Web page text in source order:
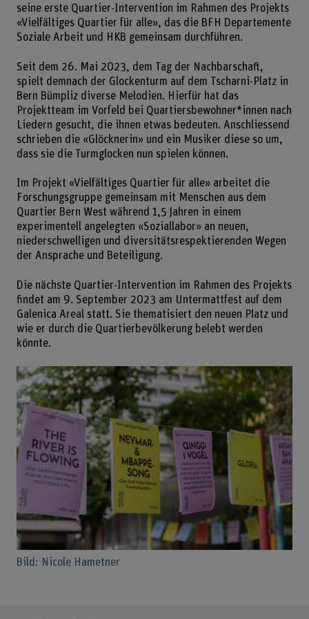
seine erste Quartier-Intervention im Rahmen des Projekts
«Vielfältiges Quartier für alle», das die BFH Departemente
Soziale Arbeit und HKB gemeinsam durchführen.
Seit dem 26. Mai 2023, dem Tag der Nachbarschaft,
spielt demnach der Glockenturm auf dem Tscharni-Platz in
Bern Bümpliz diverse Melodien. Hierfür hat das
Projektteam im Vorfeld bei Quartiersbewohner*innen nach
Liedern gesucht, die ihnen etwas bedeuten. Anschliessend
schrieben die «Glöcknerin» und ein Musiker diese so um,
dass sie die Turmglocken nun spielen können.
Im Projekt «Vielfältiges Quartier für alle» arbeitet die
Forschungsgruppe gemeinsam mit Menschen aus dem
Quartier Bern West während 1,5 Jahren in einem
experimentell angelegten «Soziallabor» an neuen,
niederschwelligen und diversitätsrespektierenden Wegen
der Ansprache und Beteiligung.
Die nächste Quartier-Intervention im Rahmen des Projekts
findet am 9. September 2023 am Untermattfest auf dem
Galenica Areal statt. Sie thematisiert den neuen Platz und
wie er durch die Quartierbevölkerung belebt werden
könnte.
Bild: Nicole Hametner